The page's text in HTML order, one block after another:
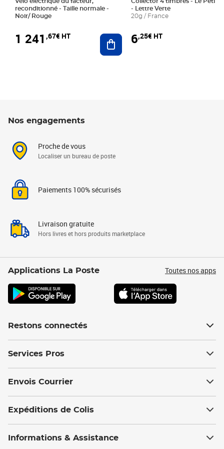
reconditionné - Taille normale -
Noir/ Rouge
1 241 ,67€ HT Ajouter au panier
- Lettre Verte
20g / France
6,25€ HT
Nos engagements
Proche de vous
Localiser un bureau de poste
Paiements 100% sécurisés
Livraison gratuite
Hors livres et hors produits marketplace
Applications La Poste Toutes nos apps
Restons connectés
Services Pros
Envois Courrier
Expéditions de Colis
Informations & Assistance